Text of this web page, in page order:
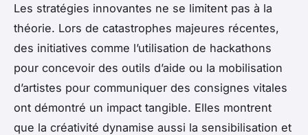
Les stratégies innovantes ne se limitent pas à la
théorie. Lors de catastrophes majeures récentes,
des initiatives comme l’utilisation de hackathons
pour concevoir des outils d’aide ou la mobilisation
d’artistes pour communiquer des consignes vitales
ont démontré un impact tangible. Elles montrent
que la créativité dynamise aussi la sensibilisation et